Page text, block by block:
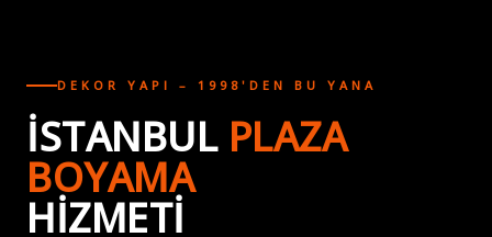
DEKOR YAPI – 1998'DEN BU YANA
İSTANBUL PLAZA
BOYAMA
HIZMETI